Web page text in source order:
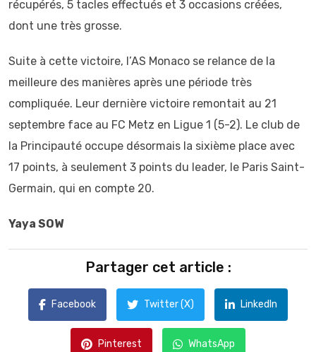
récupérés, 5 tacles effectués et 3 occasions créées,
dont une très grosse.
Suite à cette victoire, l’AS Monaco se relance de la
meilleure des manières après une période très
compliquée. Leur dernière victoire remontait au 21
septembre face au FC Metz en Ligue 1 (5-2). Le club de
la Principauté occupe désormais la sixième place avec
17 points, à seulement 3 points du leader, le Paris Saint-
Germain, qui en compte 20.
Yaya SOW
Partager cet article :
Facebook Twitter (X) LinkedIn
Pinterest WhatsApp